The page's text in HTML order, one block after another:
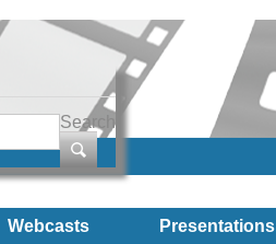
Search
Webcasts Presentations